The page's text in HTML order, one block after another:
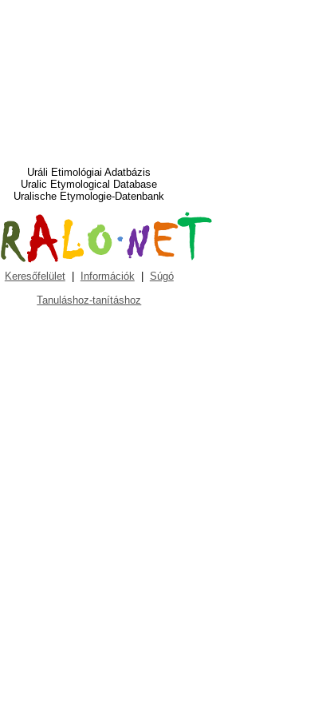
Uráli Etimológiai Adatbázis
Uralic Etymological Database
Uralische Etymologie-Datenbank
Keresőfelület| Információk| Súgó
Tanuláshoz-tanításhoz